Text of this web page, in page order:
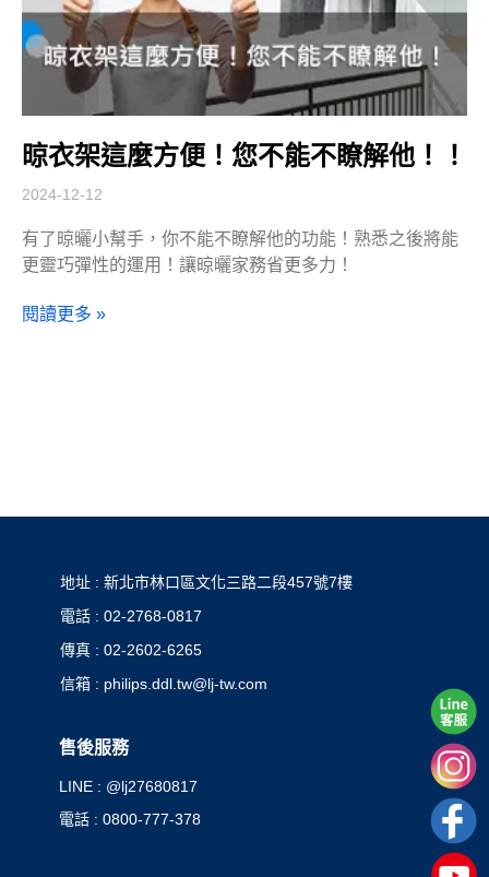
晾衣架這麼方便！您不能不瞭解他！！
2024-12-12
有了晾曬小幫手，你不能不瞭解他的功能！熟悉之後將能
更靈巧彈性的運用！讓晾曬家務省更多力！
閱讀更多 »
地址 : 新北市林口區文化三路二段457號7樓
電話 : 02-2768-0817
傳真 : 02-2602-6265
信箱 : philips.ddl.tw@lj-tw.com
售後服務
LINE : @lj27680817
電話 : 0800-777-378